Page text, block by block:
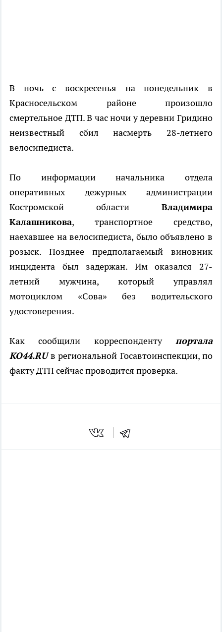
В ночь с воскресенья на понедельник в
Красносельском районе произошло
смертельное ДТП. В час ночи у деревни Гридино
неизвестный сбил насмерть 28-летнего
велосипедиста.
По информации начальника отдела
оперативных дежурных администрации
Костромской области Владимира
Калашникова, транспортное средство,
наехавшее на велосипедиста, было объявлено в
розыск. Позднее предполагаемый виновник
инцидента был задержан. Им оказался 27-
летний мужчина, который управлял
мотоциклом «Сова» без водительского
удостоверения.
Как сообщили корреспонденту портала
КО44.RUв региональной Госавтоинспекции, по
факту ДТП сейчас проводится проверка.